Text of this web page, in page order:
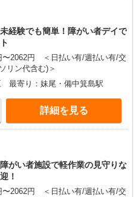
経験でも簡単！障がい者デイで
〜2062円 ＜日払い有/週払い有/交
リン代含む)＞
最寄り：妹尾・備中箕島駅
詳細を見る
がい者施設で軽作業の見守りな
！
〜2062円 ＜日払い有/週払い有/交